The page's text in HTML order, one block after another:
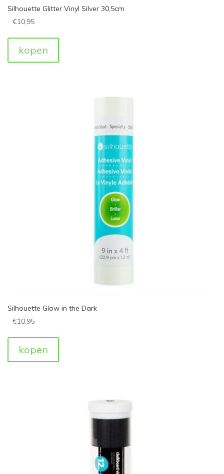
Silhouette Glitter Vinyl Silver 30,5cm
€10,95
kopen
Silhouette Glow in the Dark
€10,95
kopen